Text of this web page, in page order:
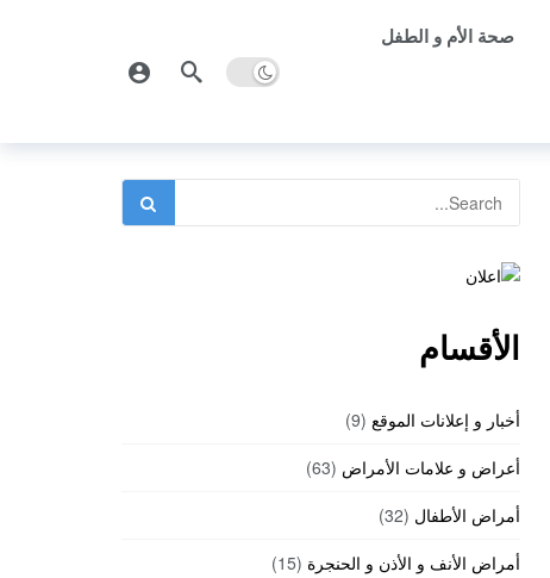
صحة الأم و الطفل
الأقسام
أخبار و إعلانات الموقع (9)
أعراض و علامات الأمراض (63)
أمراض الأطفال (32)
أمراض الأنف و الأذن و الحنجرة (15)